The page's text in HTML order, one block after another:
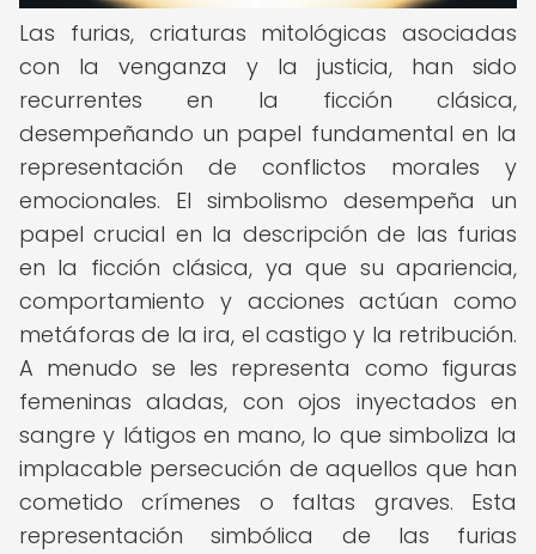
Las furias, criaturas mitológicas asociadas
con la venganza y la justicia, han sido
recurrentes en la ficción clásica,
desempeñando un papel fundamental en la
representación de conflictos morales y
emocionales. El simbolismo desempeña un
papel crucial en la descripción de las furias
en la ficción clásica, ya que su apariencia,
comportamiento y acciones actúan como
metáforas de la ira, el castigo y la retribución.
A menudo se les representa como figuras
femeninas aladas, con ojos inyectados en
sangre y látigos en mano, lo que simboliza la
implacable persecución de aquellos que han
cometido crímenes o faltas graves. Esta
representación simbólica de las furias